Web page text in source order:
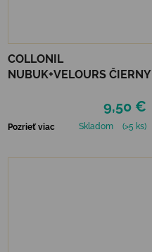
COLLONIL
NUBUK+VELOURS ČIERNY
9,50 €
Pozrieť viac Skladom (>5 ks)